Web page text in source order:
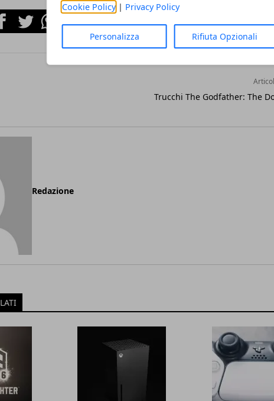
Cookie Policy| Privacy Policy
Personalizza Rifiuta Opzionali
TwitterWhatsapp
Trucchi The Godfather: The
Redazione